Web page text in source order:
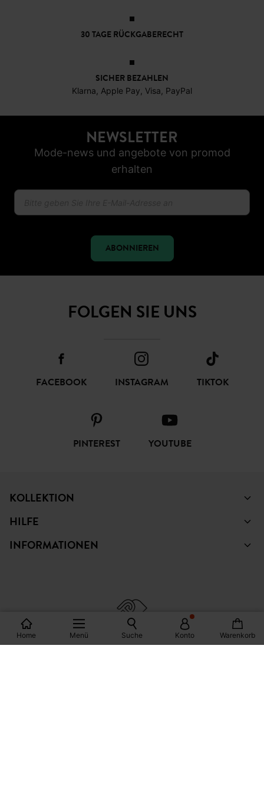
Home Menü Suche Konto Warenkorb
30 TAGE RÜCKGABERECHT
SICHER BEZAHLEN
Klarna, Apple Pay, Visa, PayPal
NEWSLETTER
Mode-news und angebote von promod
erhalten
ABONNIEREN
FOLGEN SIE UNS
FACEBOOK INSTAGRAM TIKTOK
PINTEREST YOUTUBE
KOLLEKTION
HILFE
INFORMATIONEN